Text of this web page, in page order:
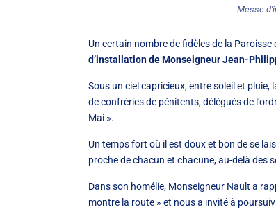
Messe
Un certain nombre de fidèles de la
d’installation de Monseigneur Jean-
Sous un ciel capricieux, entre soleil et pluie,
de confréries de pénitents, délégués de
Mai ».
Un temps fort où il est doux et bon de se
proche de chacun et chacune, au-delà des
Dans son homélie, Monseigneur Nault a
montre la route » et nous a invité à